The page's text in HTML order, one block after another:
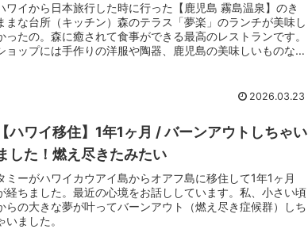
ワイから日本旅行した時に行った【鹿児島 霧島温泉】のき
まな台所（キッチン）森のテラス「夢楽」のランチが美味し
ったの。森に癒されて食事ができる最高のレストランです。
ョップには手作りの洋服や陶器、鹿児島の美味しいものなど
2026.03.23
ハワイ移住】1年1ヶ月 / バーンアウトしちゃい
した！燃え尽きたみたい
ミーがハワイカウアイ島からオアフ島に移住して1年1ヶ月
経ちました。最近の心境をお話ししています。私、小さい頃
らの大きな夢が叶ってバーンアウト（燃え尽き症候群）しち
いました。